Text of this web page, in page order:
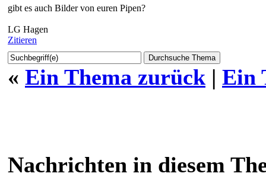
gibt es auch Bilder von euren Pipen?
LG Hagen
Zitieren
« Ein Thema zurück | Ein
Nachrichten in diesem